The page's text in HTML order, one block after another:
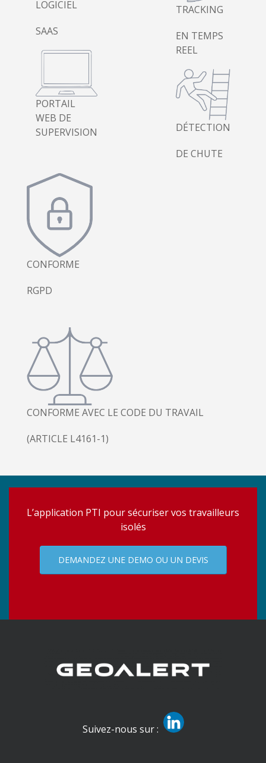
LOGICIEL
SAAS
PORTAIL
WEB DE
SUPERVISION
TRACKING
EN TEMPS
REEL
DÉTECTION
DE CHUTE
CONFORME
RGPD
CONFORME AVEC LE CODE DU TRAVAIL
(ARTICLE L4161-1)
L’application PTI pour sécuriser vos travailleurs
isolés
DEMANDEZ UNE DEMO OU UN DEVIS
Suivez-nous sur :